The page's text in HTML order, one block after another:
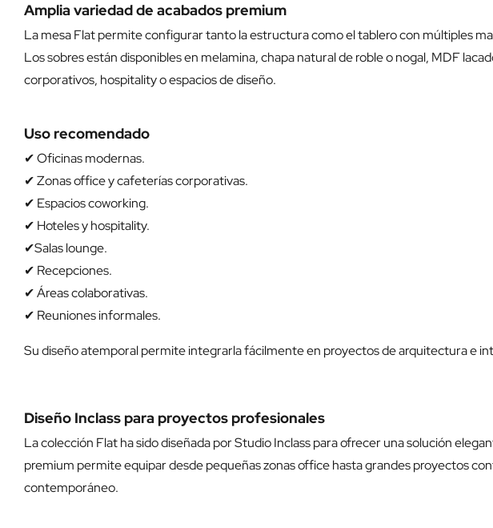
Amplia variedad de acabados premium
La mesa Flat permite configurar tanto la estructura como el tablero con múltiples
Los sobres están disponibles en melamina, chapa natural de roble o nogal, MDF
corporativos, hospitality o espacios de diseño.
Uso recomendado
✔ Oficinas modernas.
✔ Zonas office y cafeterías corporativas.
✔ Espacios coworking.
✔ Hoteles y hospitality.
✔Salas lounge.
✔ Recepciones.
✔ Áreas colaborativas.
✔ Reuniones informales.
Su diseño atemporal permite integrarla fácilmente en proyectos de arquitectura e
Diseño Inclass para proyectos profesionales
La colección Flat ha sido diseñada por Studio Inclass para ofrecer una solución
premium permite equipar desde pequeñas zonas office hasta grandes proyectos
contemporáneo.